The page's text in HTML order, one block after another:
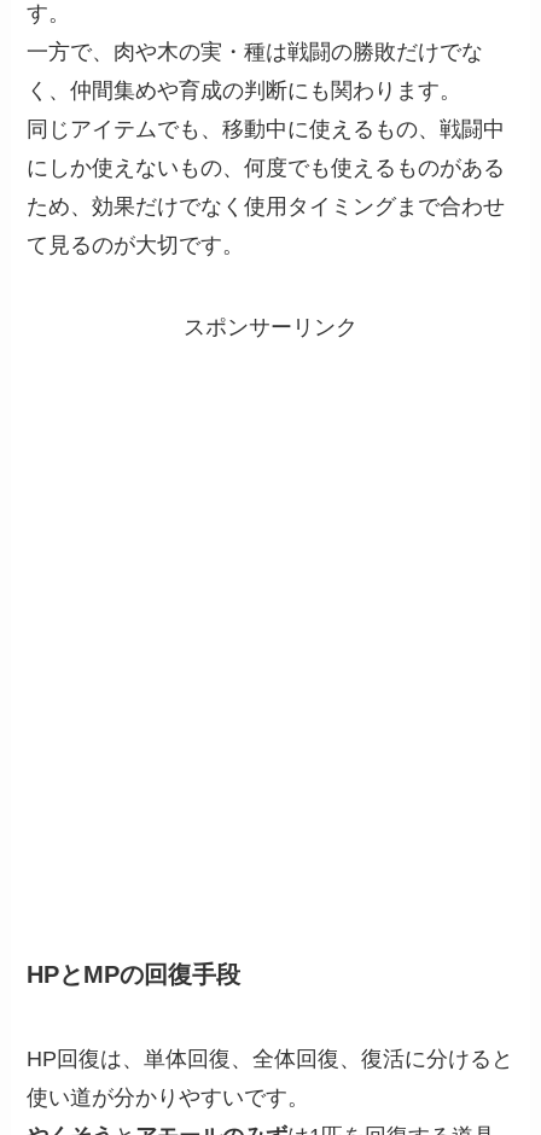
す。
一方で、肉や木の実・種は戦闘の勝敗だけでな
く、仲間集めや育成の判断にも関わります。
同じアイテムでも、移動中に使えるもの、戦闘中
にしか使えないもの、何度でも使えるものがある
ため、効果だけでなく使用タイミングまで合わせ
て見るのが大切です。
スポンサーリンク
HPとMPの回復手段
HP回復は、単体回復、全体回復、復活に分けると
使い道が分かりやすいです。